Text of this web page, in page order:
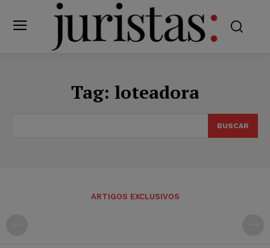
Tag: loteadora
BUSCAR
ARTIGOS EXCLUSIVOS